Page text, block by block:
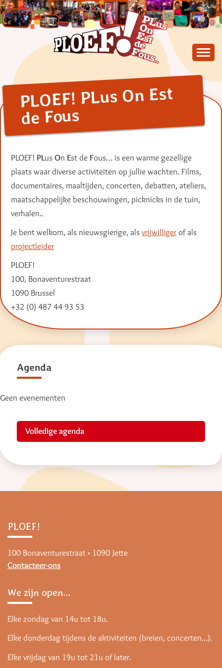
Skip
to
content
PLOEF!
PLOEF! PLus On Est
de Fous
PLOEF! PLus On Est de Fous… is een warme gezellige
plaats waar diverse activiteiten op jullie wachten. Films,
documentaires, maaltijden, concerten, debatten, ateliers,
maatschappelijke beschouwingen, picknicks in de tuin,
verhalen..
Je bent welkom, als nieuwsgierige, als vrijwilliger of als
projectleider
PLOEF!
100, Bonaventurestraat
1090 Brussel
+32 (0) 487 44 93 53
Agenda
Geen evenementen
Volledige agenda
PLOEF!
100 Bonaventurestraat • 1090 Jette
Contacteer-ons
We zijn open…
Elke zondag van 14u tot 18u.
Elke donderdag tijdens de aktiviteiten (breien, concerten...).
Elke vrijdag van 19u tot 21u of later.